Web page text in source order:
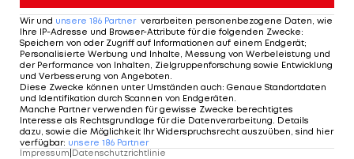
gesammelt und freue mich nun auf meinen
nächsten Schritt beimFC Wacker Innsbruck. Ich
möchte mich hier weiterentwickeln, viele Spiele
machen und hoffentlich mit der Mannschaft einige
Siege bejubeln."
HIGHLIGHTS: LASK - SK Sturm Graz
Wir und unsere 186 Partner verarbeiten personenbezogene Daten, wie
Ihre IP-Adresse und Browser-Attribute für die folgenden Zwecke:
Speichern von oder Zugriff auf Informationen auf einem Endgerät;
Personalisierte Werbung und Inhalte, Messung von Werbeleistung und
der Performance von Inhalten, Zielgruppenforschung sowie Entwicklung
und Verbesserung von Angeboten.
Diese Zwecke können unter Umständen auch: Genaue Standortdaten
und Identifikation durch Scannen von Endgeräten.
Manche Partner verwenden für gewisse Zwecke berechtigtes
Interesse als Rechtsgrundlage für die Datenverarbeitung. Details
dazu, sowie die Möglichkeit Ihr Widerspruchsrecht auszuüben, sind hier
verfügbar: unsere 186 Partner
Impressum Datenschutzrichtlinie